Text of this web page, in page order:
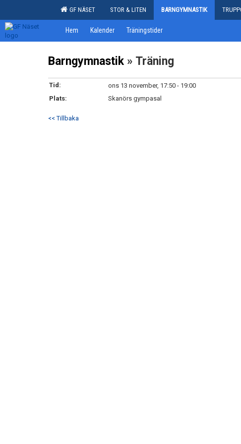
GF NÄSET STOR & LITEN BARNGYMNASTIK
Hem Kalender Träningstider
Barngymnastik » Träning
Tid:
ons 13 november, 17:50 - 19:00
Plats:
Skanörs gympasal
<< Tillbaka